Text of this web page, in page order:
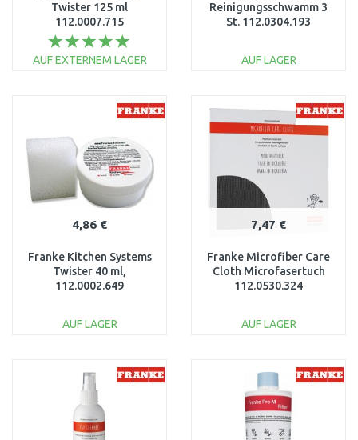
Twister 125 ml
112.0007.715
AUF EXTERNEM LAGER
Reinigungsschwamm 3
St. 112.0304.193
AUF LAGER
Vergleichen
4,86 €
Franke Kitchen Systems
Twister 40 ml,
112.0002.649
AUF LAGER
Vergleichen
7,47 €
Franke Microfiber Care
Cloth Microfasertuch
112.0530.324
AUF LAGER
Vergleichen